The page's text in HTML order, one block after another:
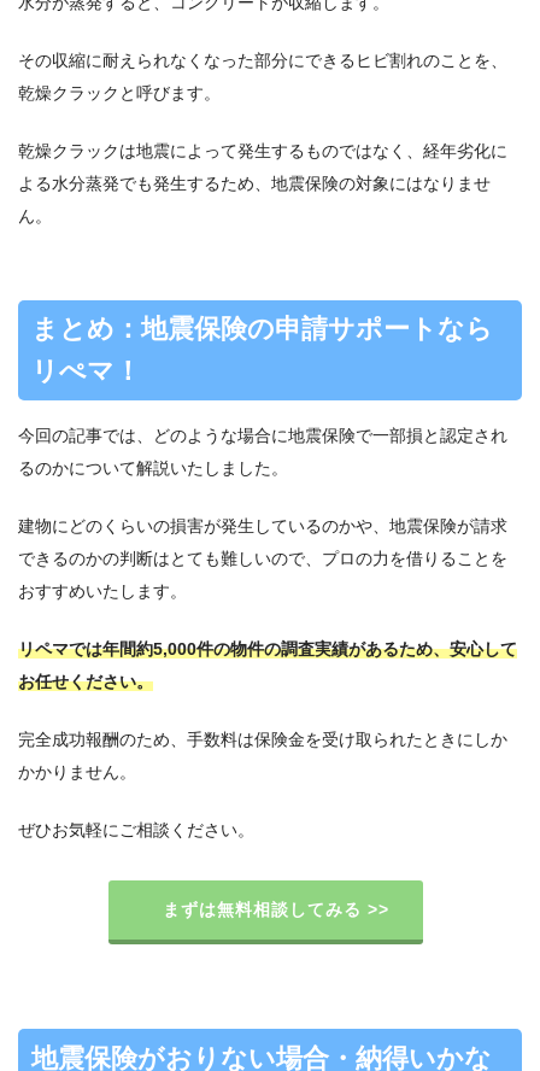
その収縮に耐えられなくなった部分にできるヒビ割れのことを、
乾燥クラックと呼びます。
乾燥クラックは地震によって発生するものではなく、経年劣化に
よる水分蒸発でも発生するため、地震保険の対象にはなりませ
ん。
まとめ：地震保険の申請サポートなら
リぺマ！
今回の記事では、どのような場合に地震保険で一部損と認定され
るのかについて解説いたしました。
建物にどのくらいの損害が発生しているのかや、地震保険が請求
できるのかの判断はとても難しいので、プロの力を借りることを
おすすめいたします。
リペマでは年間約5,000件の物件の調査実績があるため、安心して
お任せください。
完全成功報酬のため、手数料は保険金を受け取られたときにしか
かかりません。
ぜひお気軽にご相談ください。
まずは無料相談してみる >>
地震保険がおりない場合・納得いかな